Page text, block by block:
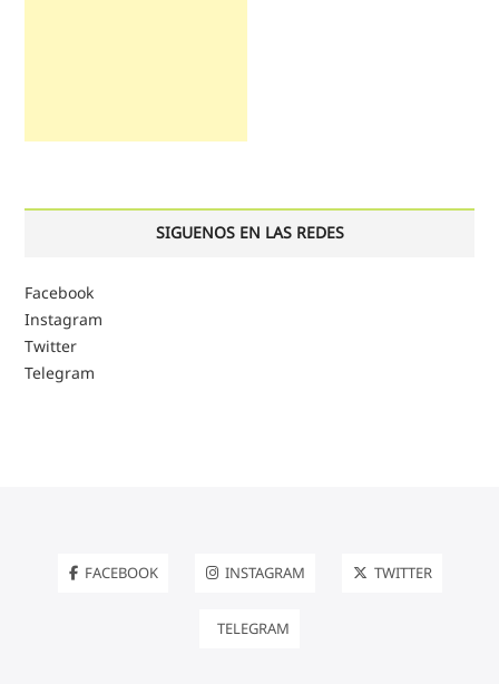
SIGUENOS EN LAS REDES
Facebook
Instagram
Twitter
Telegram
FACEBOOK INSTAGRAM TWITTER
TELEGRAM